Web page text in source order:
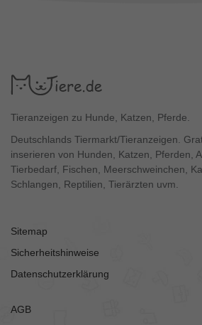
Tieranzeigen zu Hunde, Katzen, Pferde.
Deutschlands Tiermarkt/Tieranzeigen.
inserieren von Hunden, Katzen, Pferden,
Tierbedarf, Fischen, Meerschweinchen,
Schlangen, Reptilien, Tierärzten uvm.
Sitemap
Sicherheitshinweise
Datenschutzerklärung
AGB